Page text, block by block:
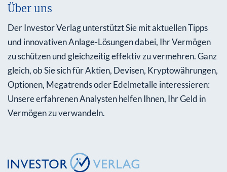
Über uns
Der Investor Verlag unterstützt Sie mit aktuellen Tipps
und innovativen Anlage-Lösungen dabei, Ihr Vermögen
zu schützen und gleichzeitig effektiv zu vermehren. Ganz
gleich, ob Sie sich für Aktien, Devisen, Kryptowährungen,
Optionen, Megatrends oder Edelmetalle interessieren:
Unsere erfahrenen Analysten helfen Ihnen, Ihr Geld in
Vermögen zu verwandeln.